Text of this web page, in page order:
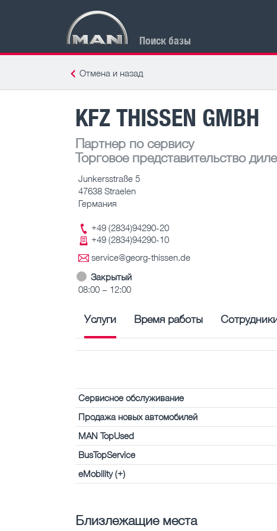
Поиск базы
Отмена и назад
KFZ THISSEN GMBH
Партнер по сервису
Торговое представительство
Junkersstraße 5
47638 Straelen
Германия
+49 (2834)94290-20
+49 (2834)94290-10
service@georg-thissen.de
Закрытый
08:00 – 12:00
Услуги Время работы
Сервисное обслуживание
Продажа новых автомобилей
MAN TopUsed
BusTopService
eMobility (+)
Близлежащие места